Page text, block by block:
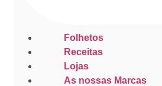
Folhetos
Receitas
Lojas
As nossas Marcas